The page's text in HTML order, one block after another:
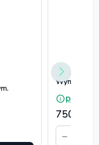
Gitterbox
Wym.
pokaż
750,30 zł
−